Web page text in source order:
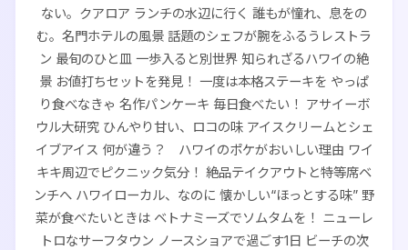
ない。クアロア ランチの水辺に行く 誰もが憧れ、息をの
む。名門ホテルの風景 話題のシェフが腕をふるうレストラ
ン 最旬のひと皿 一歩入ると別世界 知られざるハワイの絶
景 お値打ちセットを発見！ 一度は本格ステーキを やっぱ
り食べなきゃ 名作パンケーキ 毎日食べたい！ アサイーボ
ウル大研究 ひんやり甘い、ロコの味 アイスクリームとシェ
イブアイス 何が違う？ ハワイのポケがおいしい理由 ワイ
キキ周辺でピクニック気分！ 絶品テイクアウトと特等席ベ
ンチへ ハワイローカル、なのに 懐かしい“ほっとする味” 野
菜が食べたいときは ベトナミーズでソムタムを！ ニューレ
トロなサーフタウン ノースショアで過ごす1日 ビーチの次